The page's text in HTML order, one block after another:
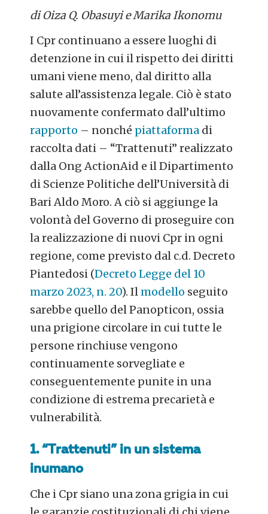
di Oiza Q. Obasuyi e Marika Ikonomu
I Cpr continuano a essere luoghi di
detenzione in cui il rispetto dei diritti
umani viene meno, dal diritto alla
salute all’assistenza legale. Ciò è stato
nuovamente confermato dall’ultimo
rapporto – nonché piattaforma di
raccolta dati – “Trattenuti” realizzato
dalla Ong ActionAid e il Dipartimento
di Scienze Politiche dell’Università di
Bari Aldo Moro. A ciò si aggiunge la
volontà del Governo di proseguire con
la realizzazione di nuovi Cpr in ogni
regione, come previsto dal c.d. Decreto
Piantedosi (Decreto Legge del 10
marzo 2023, n. 20). Ilmodello seguito
sarebbe quello del Panopticon, ossia
una prigione circolare in cui tutte le
persone rinchiuse vengono
continuamente sorvegliate e
conseguentemente punite in una
condizione di estrema precarietà e
vulnerabilità.
1. “Trattenuti” in un sistema
inumano
Che i Cpr siano una zona grigia in cui